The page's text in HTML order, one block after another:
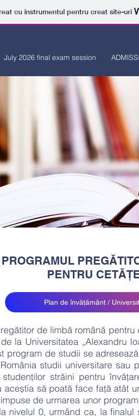
cu instrumentul pentru creat site-uri
July 2026 final exam session
PENTRU
Plan de învățământ /
de limbă română pentru
la Universitatea „Alexandru
program de studii se
studii universitare sau
studenților străini pentru
aceștia să poată face față atât
de urmarea unor
nivelul 0, urmând ca, la